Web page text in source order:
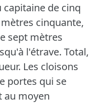
de cinq
cinquante,
sept mètres
l'étrave. Total,
Les cloisons
portes qui se
moyen